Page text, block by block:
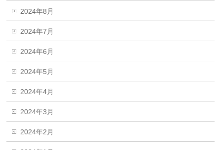
2024年8月
2024年7月
2024年6月
2024年5月
2024年4月
2024年3月
2024年2月